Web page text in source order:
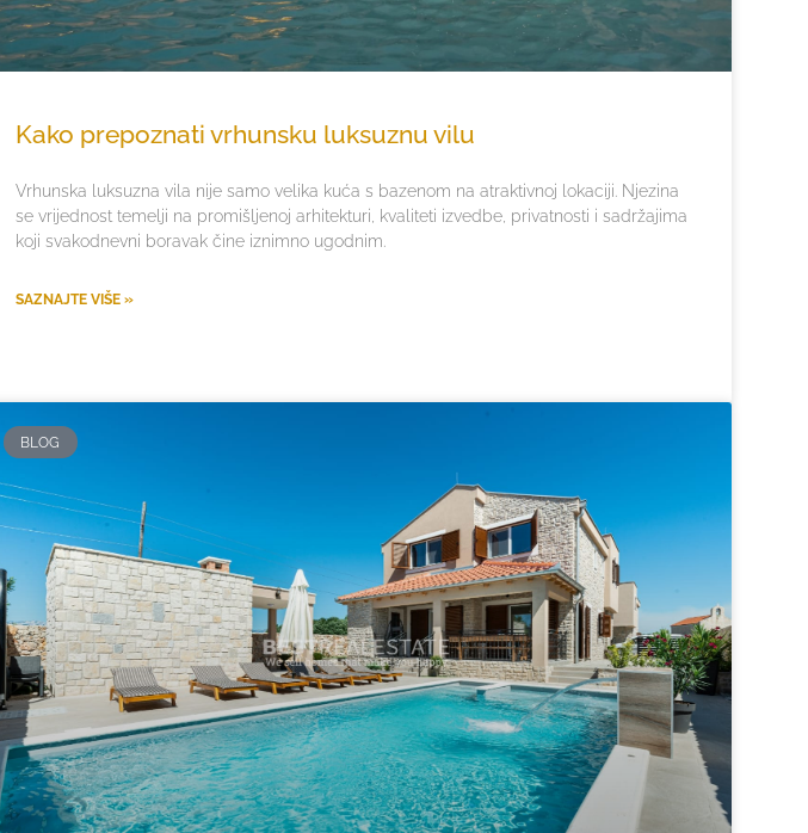
Kako prepoznati vrhunsku luksuznu vilu
Vrhunska luksuzna vila nije samo velika kuća s bazenom na atraktivnoj lokaciji. Njezina
se vrijednost temelji na promišljenoj arhitekturi, kvaliteti izvedbe, privatnosti i sadržajima
koji svakodnevni boravak čine iznimno ugodnim.
SAZNAJTE VIŠE »
BLOG